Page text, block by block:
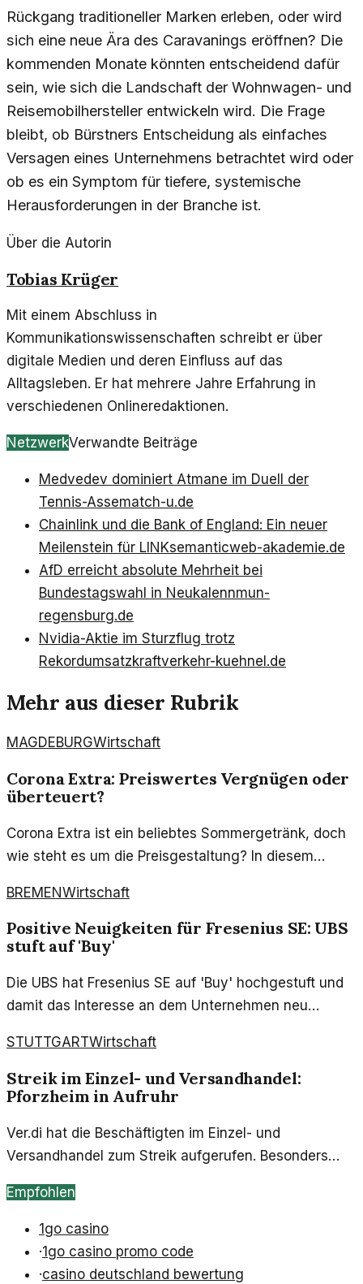
Rückgang traditioneller Marken erleben, oder wird
sich eine neue Ära des Caravanings eröffnen? Die
kommenden Monate könnten entscheidend dafür
sein, wie sich die Landschaft der Wohnwagen- und
Reisemobilhersteller entwickeln wird. Die Frage
bleibt, ob Bürstners Entscheidung als einfaches
Versagen eines Unternehmens betrachtet wird oder
ob es ein Symptom für tiefere, systemische
Herausforderungen in der Branche ist.
Über die Autorin
Tobias Krüger
Mit einem Abschluss in
Kommunikationswissenschaften schreibt er über
digitale Medien und deren Einfluss auf das
Alltagsleben. Er hat mehrere Jahre Erfahrung in
verschiedenen Onlineredaktionen.
NetzwerkVerwandte Beiträge
Medvedev dominiert Atmane im Duell der
Tennis-Assematch-u.de
Chainlink und die Bank of England: Ein neuer
Meilenstein für LINKsemanticweb-akademie.de
AfD erreicht absolute Mehrheit bei
Bundestagswahl in Neukalennmun-
regensburg.de
Nvidia-Aktie im Sturzflug trotz
Rekordumsatzkraftverkehr-kuehnel.de
Mehr aus dieser Rubrik
MAGDEBURGWirtschaft
Corona Extra: Preiswertes Vergnügen oder
überteuert?
Corona Extra ist ein beliebtes Sommergetränk, doch
wie steht es um die Preisgestaltung? In diesem
Biers analysiert.
BREMENWirtschaft
Positive Neuigkeiten für Fresenius SE: UBS
stuft auf 'Buy'
Die UBS hat Fresenius SE auf 'Buy' hochgestuft und
damit das Interesse an dem Unternehmen neu
Entwicklung hoffen.
STUTTGARTWirtschaft
Streik im Einzel- und Versandhandel:
Pforzheim in Aufruhr
Ver.di hat die Beschäftigten im Einzel- und
Versandhandel zum Streik aufgerufen. Besonders
Auswirkungen spürbar werden.
Empfohlen
1go casino
·1go casino promo code
·casino deutschland bewertung